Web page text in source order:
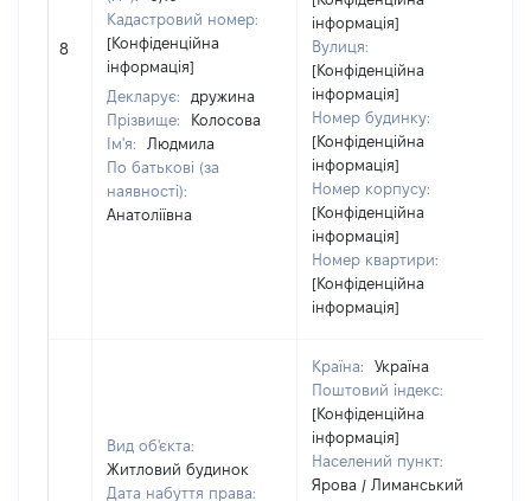
8
Кадастровий номер:
[Конфіденційна
інформація]
Декларує:
дружина
Прізвище:
Колосова
Ім'я:
Людмила
По батькові (за
наявності):
Анатоліївна
інформація]
Вулиця:
[Конфіденційна
інформація]
Номер будинку:
[Конфіденційна
інформація]
Номер корпусу:
[Конфіденційна
інформація]
Номер квартири:
[Конфіденційна
інформація]
Вид об'єкта:
Житловий будинок
Дата набуття права:
Країна:
Україна
Поштовий індекс:
[Конфіденційна
інформація]
Населений пункт:
Ярова / Лиманський